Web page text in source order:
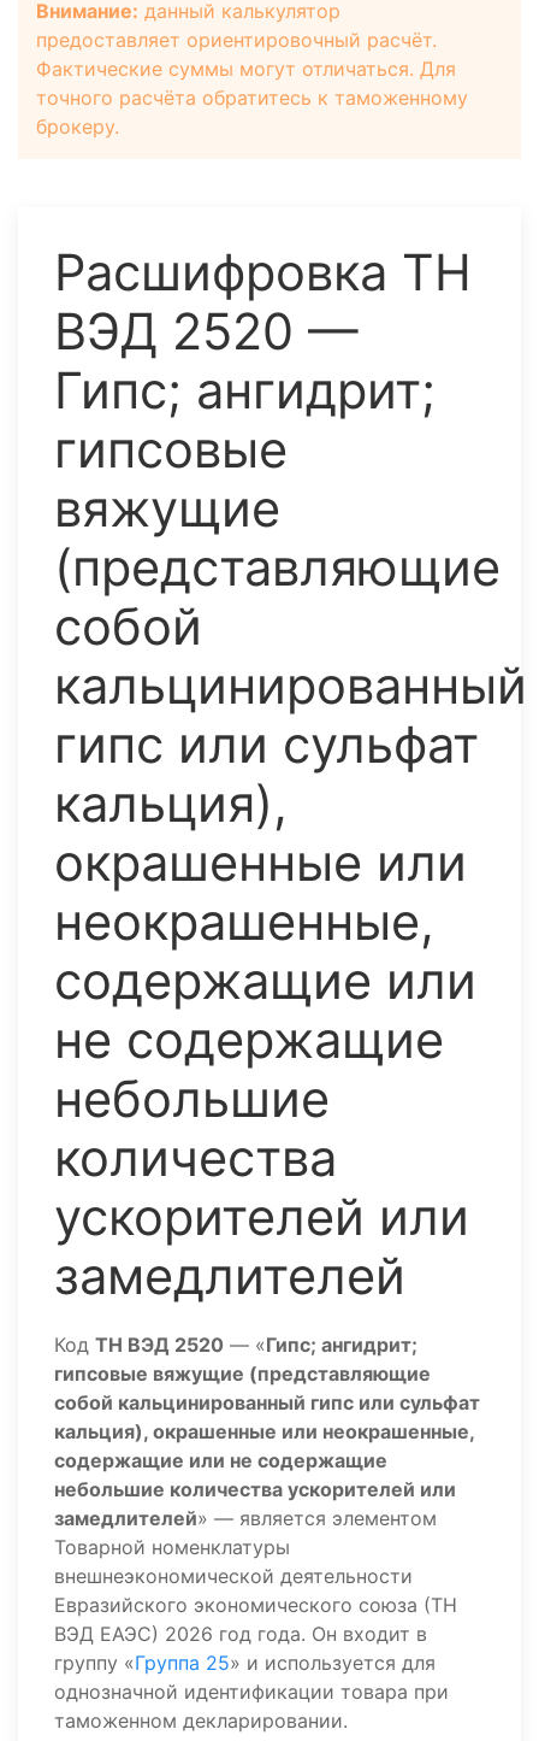
Внимание: данный калькулятор
предоставляет ориентировочный расчёт.
Фактические суммы могут отличаться. Для
точного расчёта обратитесь к таможенному
брокеру.
Расшифровка ТН
ВЭД 2520 —
Гипс; ангидрит;
гипсовые
вяжущие
(представляющие
собой
кальцинированный
гипс или сульфат
кальция),
окрашенные или
неокрашенные,
содержащие или
не содержащие
небольшие
количества
ускорителей или
замедлителей
Код ТН ВЭД 2520 — «Гипс; ангидрит;
гипсовые вяжущие (представляющие
собой кальцинированный гипс или сульфат
кальция), окрашенные или неокрашенные,
содержащие или не содержащие
небольшие количества ускорителей или
замедлителей» — является элементом
Товарной номенклатуры
внешнеэкономической деятельности
Евразийского экономического союза (ТН
ВЭД ЕАЭС) 2026 год года. Он входит в
группу «Группа 25» и используется для
однозначной идентификации товара при
таможенном декларировании.